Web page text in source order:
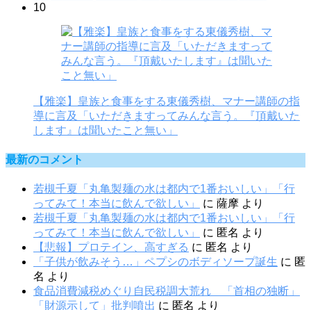
10
【雅楽】皇族と食事をする東儀秀樹、マナー講師の指
導に言及「いただきますってみんな言う。『頂戴いた
します』は聞いたこと無い」
最新のコメント
若槻千夏「丸亀製麺の水は都内で1番おいしい」「行
ってみて！本当に飲んで欲しい」
に 薩摩 より
若槻千夏「丸亀製麺の水は都内で1番おいしい」「行
ってみて！本当に飲んで欲しい」
に 匿名 より
【悲報】プロテイン、高すぎる に 匿名 より
「子供が飲みそう…」ペプシのボディソープ誕生 に 匿
名 より
食品消費減税めぐり自民税調大荒れ 「首相の独断」
「財源示して」批判噴出 に 匿名 より